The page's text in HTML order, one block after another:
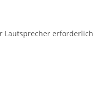
Lautsprecher erforderlich